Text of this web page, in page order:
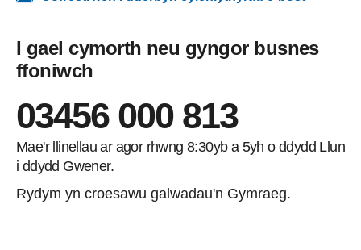
I gael cymorth neu gyngor busnes
ffoniwch
03456 000 813
Mae'r llinellau ar agor rhwng 8:30yb a 5yh o ddydd Llun
i ddydd Gwener.
Rydym yn croesawu galwadau'n Gymraeg.